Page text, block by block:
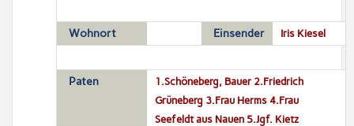
Wohnort Einsender Iris Kiesel
Paten
1.Schöneberg, Bauer 2.Friedrich
Grüneberg 3.Frau Herms 4.Frau
Seefeldt aus Nauen 5.Jgf. Kietz